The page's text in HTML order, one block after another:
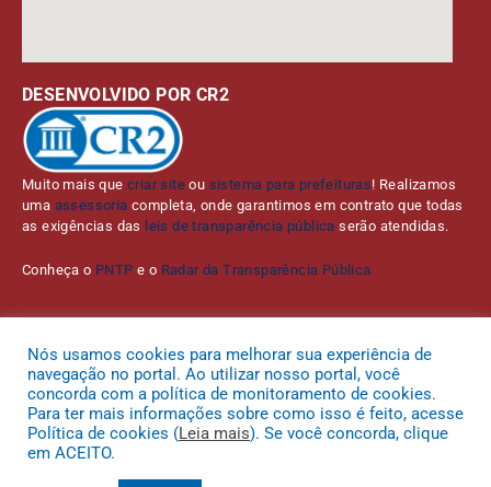
DESENVOLVIDO POR CR2
Muito mais quecriar site ou sistema para prefeituras! Realizamos
uma assessoria completa, onde garantimos em contrato que todas
as exigências das leis de transparência pública serão atendidas.
Conheça o PNTP e o Radar da Transparência Pública
Todos os direitos reservados a Prefeitura Municipal de Bom Jardim da
Serra.
Mapa do Site Acessar Área Administrativa Acessar o Webmail
Nós usamos cookies para melhorar sua experiência de
navegação no portal. Ao utilizar nosso portal, você
concorda com a política de monitoramento de cookies.
Para ter mais informações sobre como isso é feito, acesse
Política de cookies (Leia mais). Se você concorda, clique
em ACEITO.